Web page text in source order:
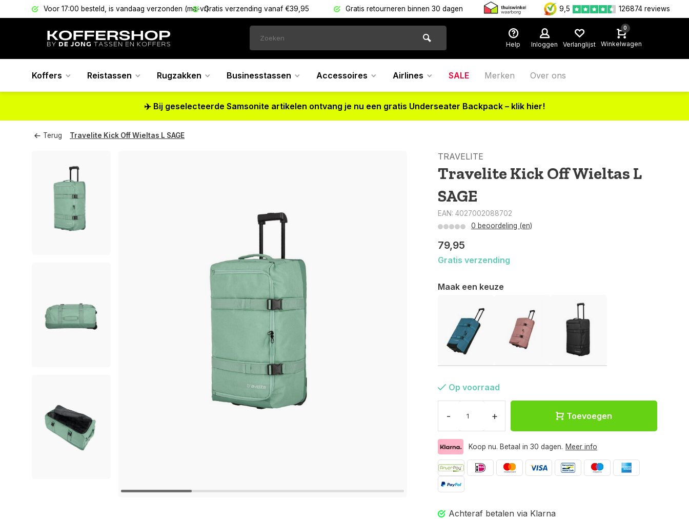
Voor 17:00 besteld, is vandaag verzonden (ma-vr)Gratis verzending vanaf €39,95 Gratis retourneren binnen 30 dagen 9,5 126874 reviews
Help Inloggen Verlanglijst
0
Winkelwagen
Koffers Reistassen Rugzakken Businesstassen Accessoires Airlines SALE Merken Over ons
✈️ Bij geselecteerde Samsonite artikelen ontvang je nu een gratis Underseater Backpack – klik hier!
Terug Travelite Kick Off Wieltas L SAGE
TRAVELITE
Travelite Kick Off Wieltas L
SAGE
EAN: 4027002088702
0 beoordeling (en)
79,95
Gratis verzending
Maak een keuze
Op voorraad
- + Toevoegen
Koop nu. Betaal in 30 dagen. Meer info
Achteraf betalen via Klarna